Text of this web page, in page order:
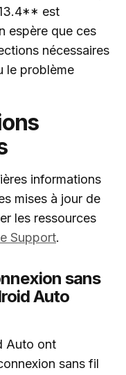
est
espère que ces
nécessaires
le problème
informations
mises à jour de
les ressources
Support.
sans
Auto
Auto ont
sans fil